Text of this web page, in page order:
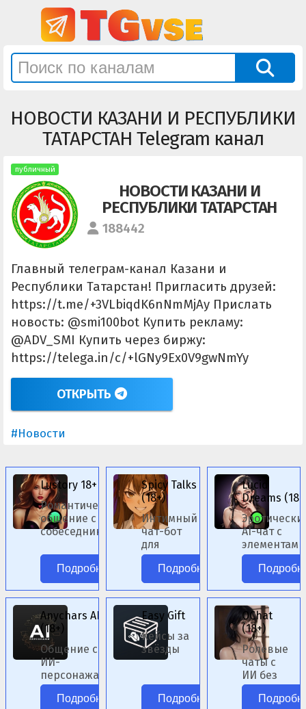
НОВОСТИ КАЗАНИ И РЕСПУБЛИКИ
ТАТАРСТАН Telegram канал
публичный
НОВОСТИ КАЗАНИ И
РЕСПУБЛИКИ ТАТАРСТАН
188442
Главный телеграм-канал Казани и
Республики Татарстан! Пригласить друзей:
https://t.me/+3VLbiqdK6nNmMjAy Прислать
новость: @smi100bot Купить рекламу:
@ADV_SMI Купить через биржу:
https://telega.in/c/+lGNy9Ex0V9gwNmYy
ОТКРЫТЬ
#Новости
Lustory 18+
Романтическое
общение с ИИ-
собеседниками
Подробнее
Spicy Talks
(18+)
Интимный
чат-бот
для
ролевых
сценариев.
Подробнее
Lucid
Dreams
AI-чат с
элементами
фэнтези.
Anychars AI
(18+)
Общение с
ИИ-
персонажами
аниме без
цензуры.
Подробнее
Easy Gift
Кейсы за
звёзды
Подробнее
OChat
(18+)
Ролевые
чаты с
ИИ без
цензуры.